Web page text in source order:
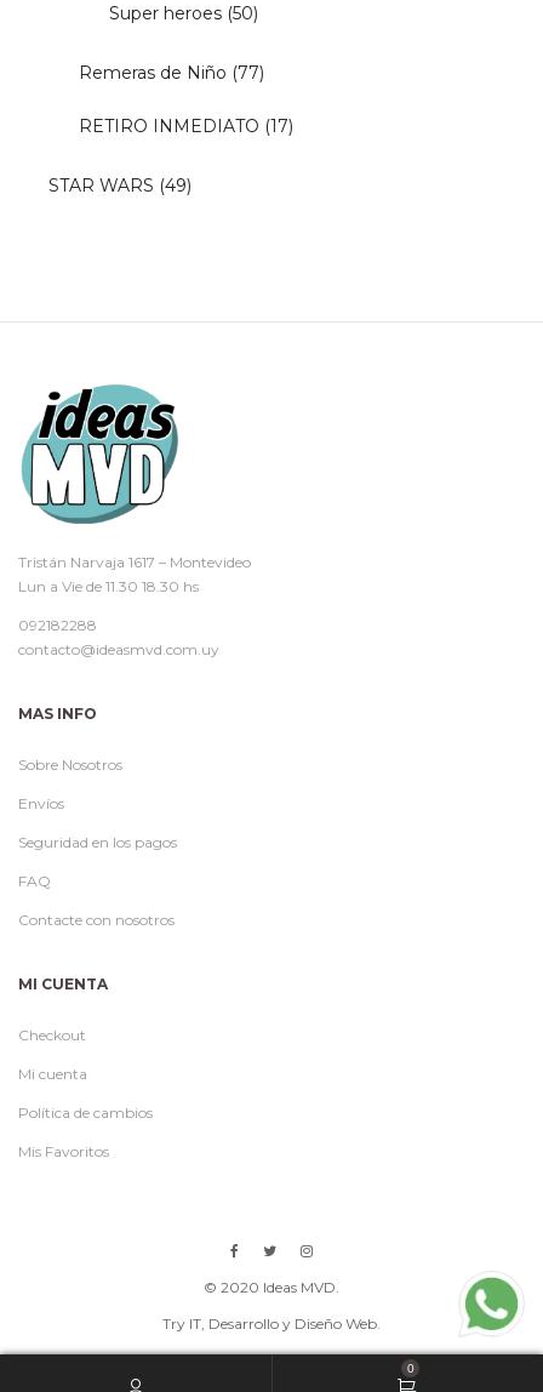
Super heroes (50)
Remeras de Niño (77)
RETIRO INMEDIATO (17)
STAR WARS (49)
Tristán Narvaja 1617 – Montevideo
Lun a Vie de 11.30 18.30 hs
092182288
contacto@ideasmvd.com.uy
MAS INFO
Sobre Nosotros
Envíos
Seguridad en los pagos
FAQ
Contacte con nosotros
MI CUENTA
Checkout
Mi cuenta
Política de cambios
Mis Favoritos
© 2020 Ideas MVD.
Try IT, Desarrollo y Diseño Web.
0